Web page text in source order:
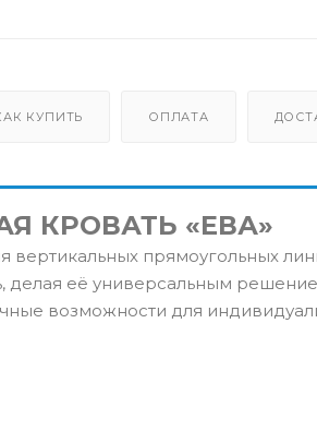
КУПИТЬ ОПЛАТА
КРОВАТЬ «ЕВА»
вертикальных прямоугольных
делая её универсальным
возможности для